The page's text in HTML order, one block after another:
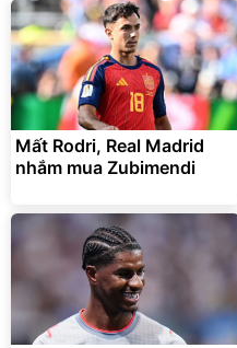
Mất Rodri, Real Madrid
nhắm mua Zubimendi